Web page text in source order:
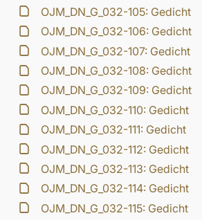
OJM_DN_G_032-105: Gedicht
OJM_DN_G_032-106: Gedicht
OJM_DN_G_032-107: Gedicht
OJM_DN_G_032-108: Gedicht
OJM_DN_G_032-109: Gedicht
OJM_DN_G_032-110: Gedicht
OJM_DN_G_032-111: Gedicht
OJM_DN_G_032-112: Gedicht
OJM_DN_G_032-113: Gedicht
OJM_DN_G_032-114: Gedicht
OJM_DN_G_032-115: Gedicht